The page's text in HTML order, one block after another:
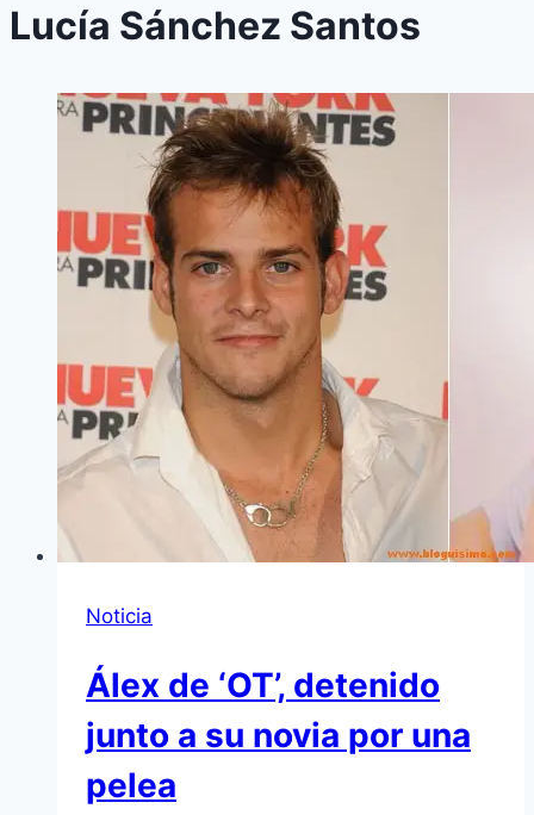
Lucía Sánchez Santos
Noticia
Álex de ‘OT’, detenido
junto a su novia por una
pelea